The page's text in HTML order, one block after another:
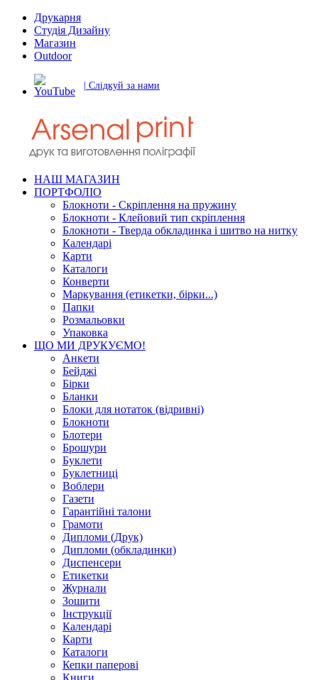
Друкарня
Студія Дизайну
Магазин
Outdoor
| Слідкуй за нами
НАШ МАГАЗИН
ПОРТФОЛІО
Блокноти - Скріплення на пружину
Блокноти - Клейовий тип скріплення
Блокноти - Тверда обкладинка і шитво на нитку
Календарі
Карти
Каталоги
Конверти
Маркування (етикетки, бірки...)
Папки
Розмальовки
Упаковка
ЩО МИ ДРУКУЄМО!
Анкети
Бейджі
Бірки
Бланки
Блоки для нотаток (відривні)
Блокноти
Блотери
Брошури
Буклети
Буклетниці
Воблери
Газети
Гарантійні талони
Грамоти
Дипломи (Друк)
Дипломи (обкладинки)
Диспенсери
Етикетки
Журнали
Зошити
Інструкції
Календарі
Карти
Каталоги
Кепки паперові
Книги